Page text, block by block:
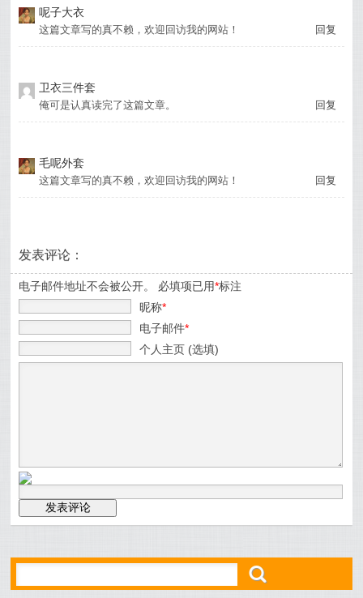
呢子大衣
这篇文章写的真不赖，欢迎回访我的网站！ 回复
卫衣三件套
俺可是认真读完了这篇文章。 回复
毛呢外套
这篇文章写的真不赖，欢迎回访我的网站！ 回复
发表评论：
电子邮件地址不会被公开。 必填项已用*标注
昵称*
电子邮件*
个人主页 (选填)
ő